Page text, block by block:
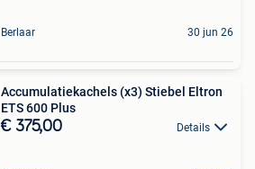
Berlaar 30 jun 26
Accumulatiekachels (x3) Stiebel Eltron
ETS 600 Plus
€ 375,00 Details